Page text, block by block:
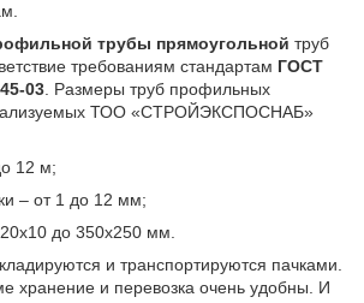
трубы прямоугольной труб
требованиям стандартам ГОСТ
03. Размеры труб профильных
ТОО «СТРОЙЭКСПОСНАБ»
12 м;
– от 1 до 12 мм;
до 350х250 мм.
и транспортируются пачками.
хранение и перевозка очень удобны. И